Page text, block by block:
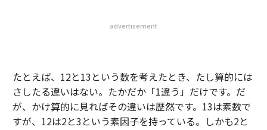
advertisement
たとえば、12と13という数を考えたとき、たし算的には
さしたる違いはない。たかだか「1違う」だけです。だ
が、かけ算的に見ればその違いは歴然です。13は素数で
すが、12は2と3という素因子を持っている。しかも2と